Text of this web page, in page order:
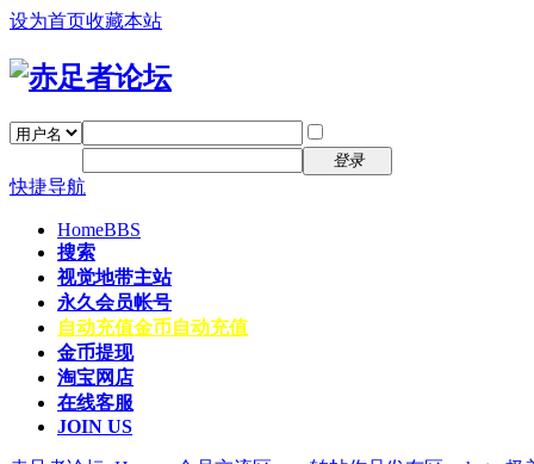
设为首页收藏本站
登录
快捷导航
HomeBBS
搜索
视觉地带主站
永久会员帐号
自动充值金币自动充值
金币提现
淘宝网店
在线客服
JOIN US